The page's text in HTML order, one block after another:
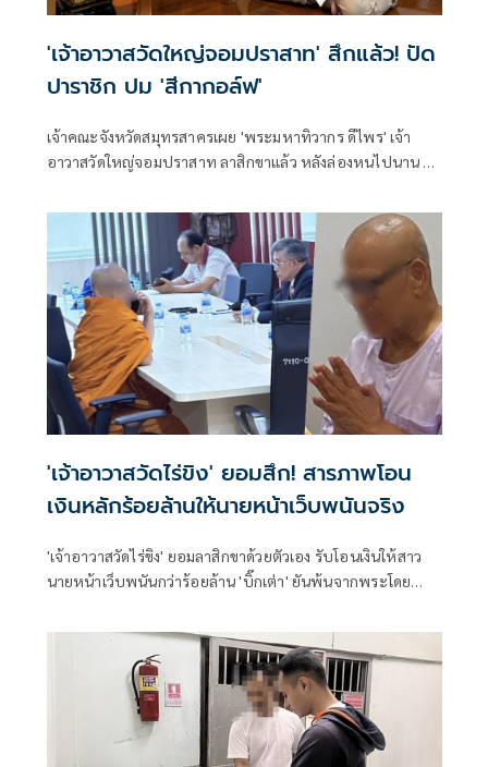
'เจ้าอาวาสวัดใหญ่จอมปราสาท' สึกแล้ว! ปัด
ปาราชิก ปม 'สีกากอล์ฟ'
เจ้าคณะจังหวัดสมุทรสาครเผย 'พระมหาทิวากร ดีไพร' เจ้า
อาวาสวัดใหญ่จอมปราสาท ลาสิกขาแล้ว หลังล่องหนไปนาน 7
'เจ้าอาวาสวัดไร่ขิง' ยอมสึก! สารภาพโอน
เงินหลักร้อยล้านให้นายหน้าเว็บพนันจริง
'เจ้าอาวาสวัดไร่ขิง' ยอมลาสิกขาด้วยตัวเอง รับโอนเงินให้สาว
นายหน้าเว็บพนันกว่าร้อยล้าน 'บิ๊กเต่า' ยันพ้นจากพระโดย